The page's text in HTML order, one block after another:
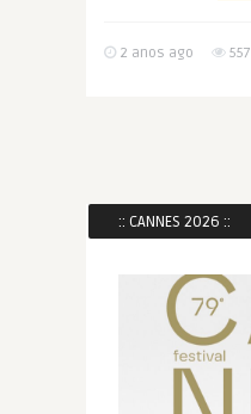
2 anos ago 557
:: CANNES 2026 ::